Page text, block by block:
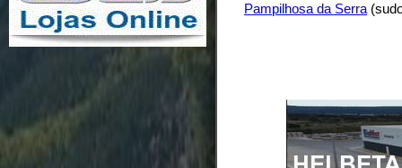
Pampilhosa da Serra